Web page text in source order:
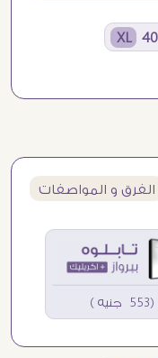
الفرق و المواصفات
(553 جنيه )